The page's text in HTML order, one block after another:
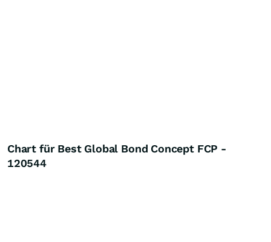
Chart für Best Global Bond Concept FCP -
120544